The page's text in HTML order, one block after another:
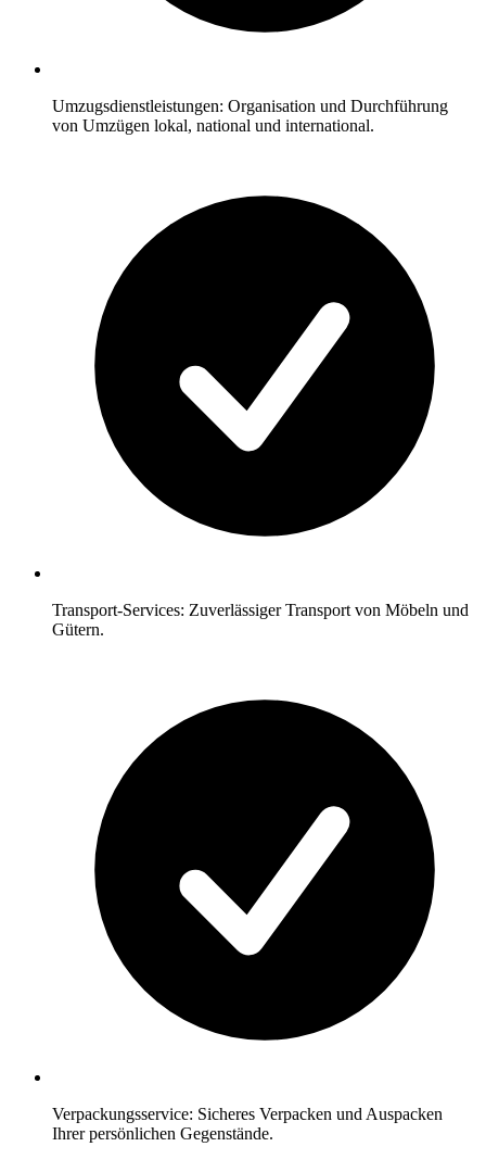
Umzugsdienstleistungen: Organisation und Durchführung
von Umzügen lokal, national und international.
Transport-Services: Zuverlässiger Transport von Möbeln und
Gütern.
Verpackungsservice: Sicheres Verpacken und Auspacken
Ihrer persönlichen Gegenstände.